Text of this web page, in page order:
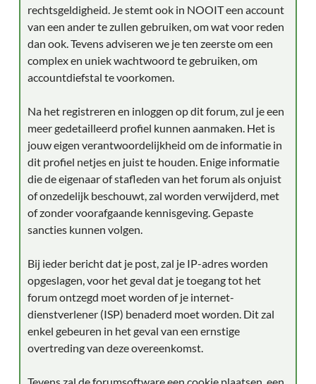
rechtsgeldigheid. Je stemt ook in NOOIT een account
van een ander te zullen gebruiken, om wat voor reden
dan ook. Tevens adviseren we je ten zeerste om een
complex en uniek wachtwoord te gebruiken, om
accountdiefstal te voorkomen.
Na het registreren en inloggen op dit forum, zul je een
meer gedetailleerd profiel kunnen aanmaken. Het is
jouw eigen verantwoordelijkheid om de informatie in
dit profiel netjes en juist te houden. Enige informatie
die de eigenaar of stafleden van het forum als onjuist
of onzedelijk beschouwt, zal worden verwijderd, met
of zonder voorafgaande kennisgeving. Gepaste
sancties kunnen volgen.
Bij ieder bericht dat je post, zal je IP-adres worden
opgeslagen, voor het geval dat je toegang tot het
forum ontzegd moet worden of je internet-
dienstverlener (ISP) benaderd moet worden. Dit zal
enkel gebeuren in het geval van een ernstige
overtreding van deze overeenkomst.